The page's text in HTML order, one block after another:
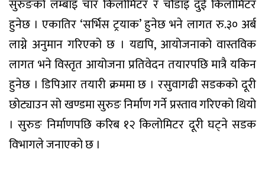
सुरुङको लम्बाइ चार किलोमिटर र चौडाइ दुई किलोमिटर
हुनेछ । एकातिर ‘सर्भिस ट्रयाक’ हुनेछ भने लागत रु.३० अर्ब
लाग्ने अनुमान गरिएको छ । यद्यपि, आयोजनाको वास्तविक
लागत भने विस्तृत आयोजना प्रतिवेदन तयारपछि मात्रै यकिन
हुनेछ । डिपिआर तयारी क्रममा छ । रसुवागढी सडकको दूरी
छोट्याउन सो खण्डमा सुरुङ निर्माण गर्ने प्रस्ताव गरिएको थियो
। सुरुङ निर्माणपछि करिब १२ किलोमिटर दूरी घट्ने सडक
विभागले जनाएको छ ।